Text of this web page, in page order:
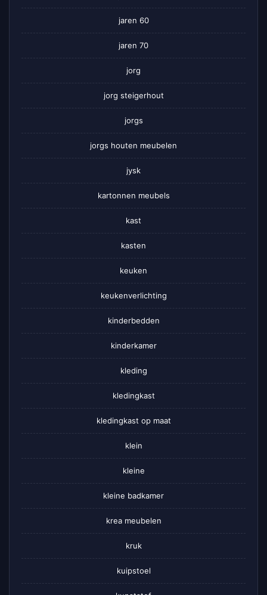
jaren 60
jaren 70
jorg
jorg steigerhout
jorgs
jorgs houten meubelen
jysk
kartonnen meubels
kast
kasten
keuken
keukenverlichting
kinderbedden
kinderkamer
kleding
kledingkast
kledingkast op maat
klein
kleine
kleine badkamer
krea meubelen
kruk
kuipstoel